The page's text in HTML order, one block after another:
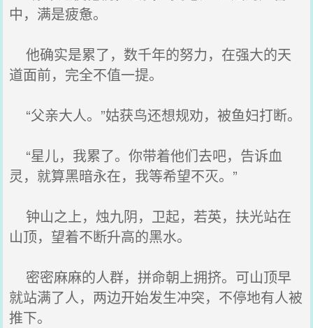
中，满是疲惫。
他确实是累了，数千年的努力，在强大的天
道面前，完全不值一提。
“父亲大人。”姑获鸟还想规劝，被鱼妇打断。
“星儿，我累了。你带着他们去吧，告诉血
灵，就算黑暗永在，我等希望不灭。”
钟山之上，烛九阴，卫起，若英，扶光站在
山顶，望着不断升高的黑水。
密密麻麻的人群，拼命朝上拥挤。可山顶早
就站满了人，两边开始发生冲突，不停地有人被
推下。